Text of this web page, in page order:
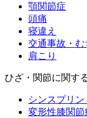
顎関節症
頭痛
寝違え
交通事故・む
肩こり
ひざ・関節に関す
シンスプリン
変形性膝関節